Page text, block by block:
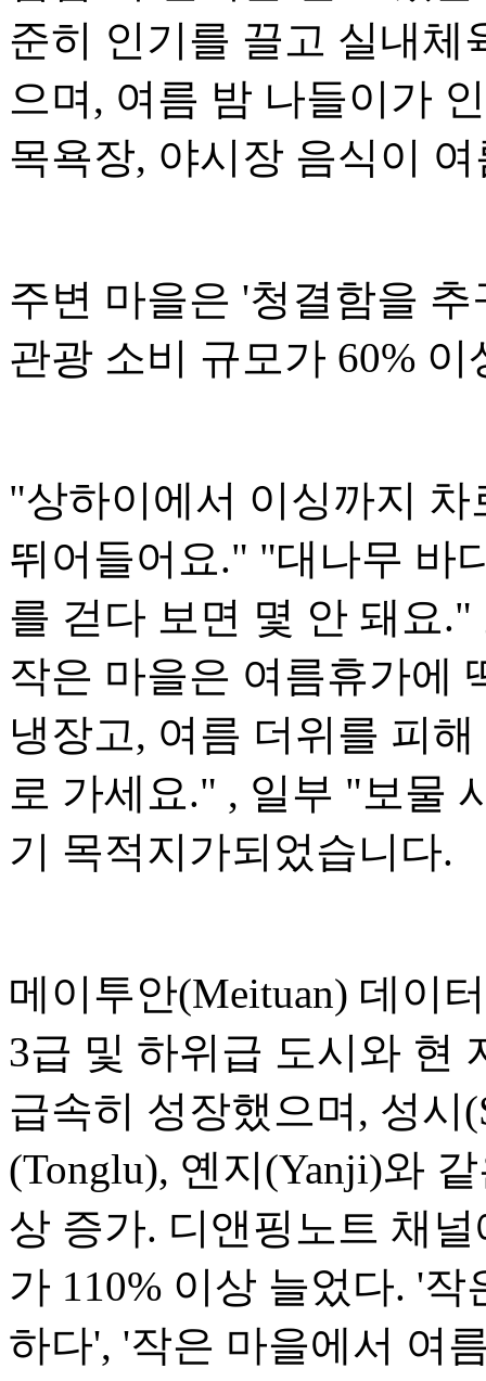
준히 인기를 끌고 실내체
으며, 여름 밤 나들이가
목욕장, 야시장 음식이
주변 마을은 '청결함을
관광 소비 규모가 60% 이
"상하이에서 이싱까지
뛰어들어요." "대나무 바
를 걷다 보면 몇 안 돼요
작은 마을은 여름휴가에
냉장고, 여름 더위를 피
로 가세요." , 일부 "보물
기 목적지가되었습니다.
메이투안(Meituan) 데이
3급 및 하위급 도시와 현
급속히 성장했으며, 성시
(Tonglu), 옌지(Yanji)와
상 증가. 디앤핑노트 채
가 110% 이상 늘었다. '
하다', '작은 마을에서 여